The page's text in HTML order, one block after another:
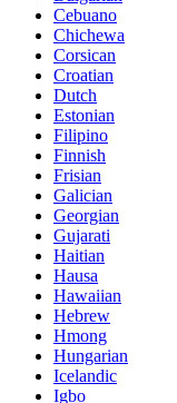
Cebuano
Chichewa
Corsican
Croatian
Dutch
Estonian
Filipino
Finnish
Frisian
Galician
Georgian
Gujarati
Haitian
Hausa
Hawaiian
Hebrew
Hmong
Hungarian
Icelandic
Igbo